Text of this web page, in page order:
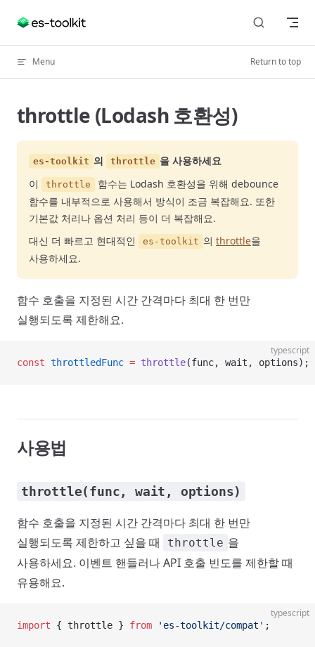
Skip to content
Menu Return to top
throttle (Lodash 호환성)
es-toolkit 의 throttle 을 사용하세요
이
throttle
함수는 Lodash 호환성을 위해 debounce
함수를 내부적으로 사용해서 방식이 조금 복잡해요. 또한
기본값 처리나 옵션 처리 등이 더 복잡해요.
대신 더 빠르고 현대적인
es-toolkit 의 throttle을
사용하세요.
함수 호출을 지정된 시간 간격마다 최대 한 번만
실행되도록 제한해요.
typescript
const throttledFunc = throttle(func, wait, options);
사용법
throttle(func, wait, options)
함수 호출을 지정된 시간 간격마다 최대 한 번만
실행되도록 제한하고 싶을 때
throttle 을
사용하세요. 이벤트 핸들러나 API 호출 빈도를 제한할 때
유용해요.
typescript
import { throttle } from 'es-toolkit/compat' ;